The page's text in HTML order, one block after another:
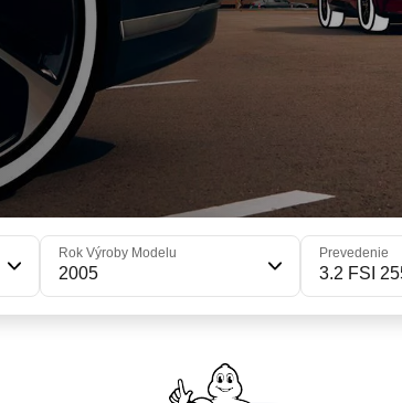
Rok Výroby Modelu
2005
Prevedenie
3.2 FSI